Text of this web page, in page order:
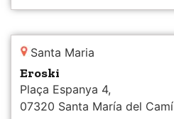
Santa Maria
Eroski
Plaça Espanya 4,
07320 Santa María del Camí